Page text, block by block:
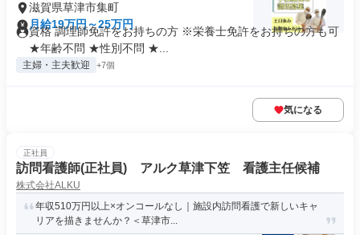
滋賀県草津市集町
月給19万円～25万円
資格 調理師免許をお持ちの方 ※栄養士免許をお持ちの方も可
★年齢不問 ★性別不問 ★...
主婦・主夫歓迎 +7個
気になる
正社員
訪問看護師(正社員) アルク草津下笠 看護主任候補
株式会社ALKU
年収510万円以上×オンコールなし｜施設内訪問看護で新しいキャ
リアを描きませんか？＜草津市...